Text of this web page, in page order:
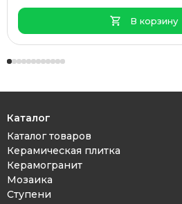
В корзину
Каталог
Каталог товаров
Керамическая плитка
Керамогранит
Мозаика
Ступени